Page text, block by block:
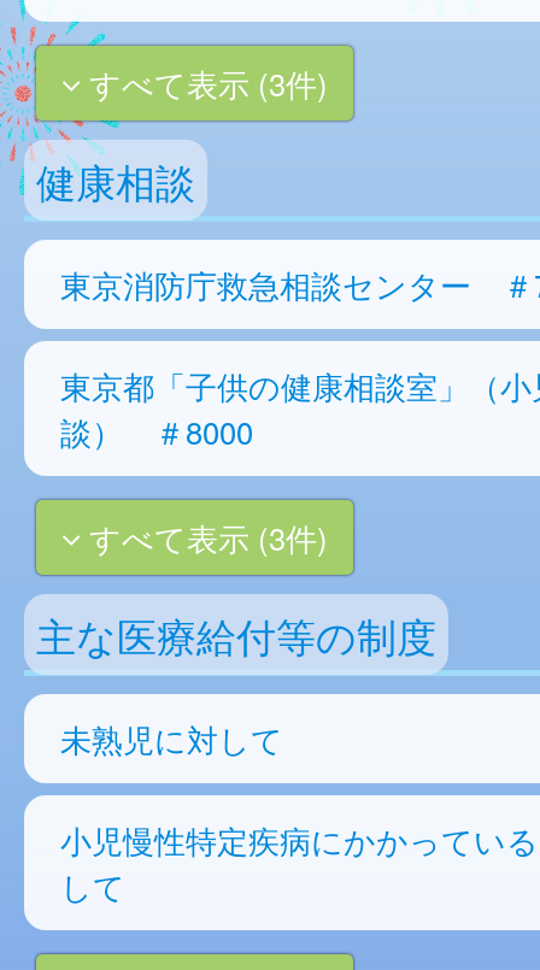
すべて表示 (3件)
健康相談
東京消防庁救急相談センター ＃
東京都「子供の健康相談室」（
談） ＃8000
すべて表示 (3件)
主な医療給付等の制度
未熟児に対して
小児慢性特定疾病にかかってい
して